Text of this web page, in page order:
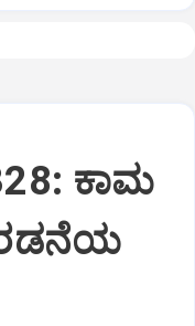
ಕಾಮ